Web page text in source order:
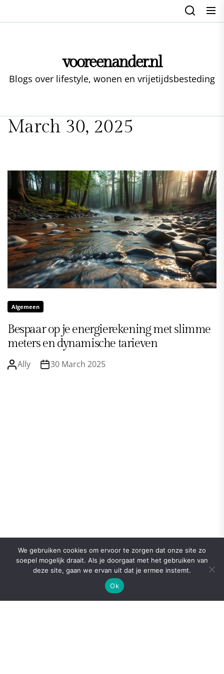
vooreenander.nl
Blogs over lifestyle, wonen en vrijetijdsbesteding
March 30, 2025
Algemeen
Bespaar op je energierekening met slimme
meters en dynamische tarieven
Ally 30 March 2025
We gebruiken cookies om ervoor te zorgen dat onze site zo
soepel mogelijk draait. Als je doorgaat met het gebruiken van
deze site, gaan we ervan uit dat je ermee instemt.
Ok